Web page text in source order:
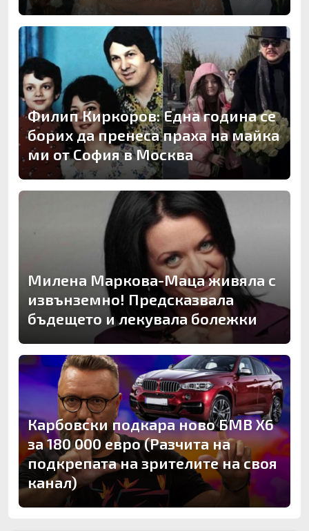
Филип Киркоров: Една година се
борих да пренеса праха на майка
ми от София в Москва
Милена Маркова-Маца живяла с
извънземно! Предсказвала
бъдещето и лекувала болежки
Карбовски подкара ново БМВ Х6
за 180 000 евро (Разчита на
подкрепата на зрителите на своя
канал)